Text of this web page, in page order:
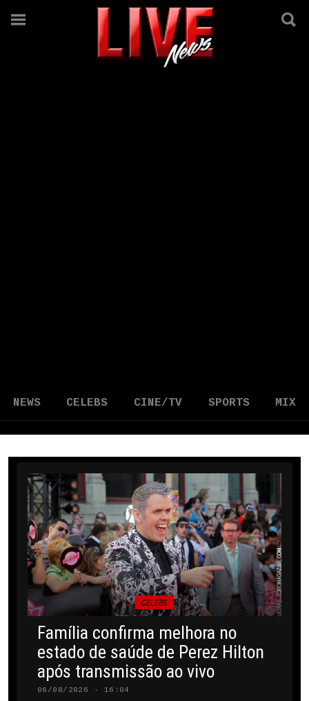
NEWS CELEBS CINE/TV SPORTS MIX
CELEBS
Família confirma melhora no
estado de saúde de Perez Hilton
após transmissão ao vivo
06/08/2026 · 16:04